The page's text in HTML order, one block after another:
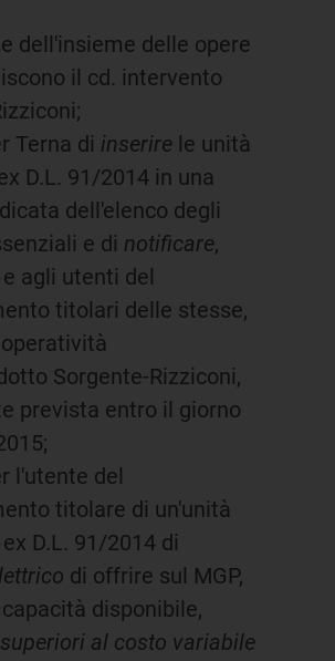
dell'insieme delle opere
il cd. intervento
Terna di inserire le unità
D.L. 91/2014 in una
dell'elenco degli
e di notificare,
agli utenti del
titolari delle stesse,
Sorgente-Rizziconi,
prevista entro il giorno
l'utente del
titolare di un'unità
D.L. 91/2014 di
di offrire sul MGP,
disponibile,
al costo variabile